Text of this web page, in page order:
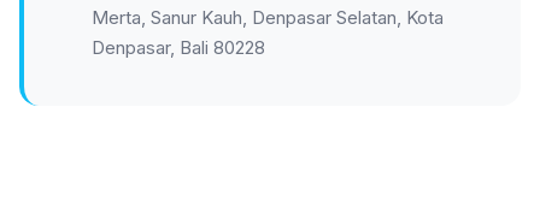
Merta, Sanur Kauh, Denpasar Selatan, Kota
Denpasar, Bali 80228